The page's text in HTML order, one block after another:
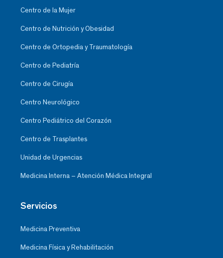
Centro de la Mujer
Centro de Nutrición y Obesidad
Centro de Ortopedia y Traumatología
Centro de Pediatría
Centro de Cirugía
Centro Neurológico
Centro Pediátrico del Corazón
Centro de Trasplantes
Unidad de Urgencias
Medicina Interna – Atención Médica Integral
Servicios
Medicina Preventiva
Medicina Física y Rehabilitación